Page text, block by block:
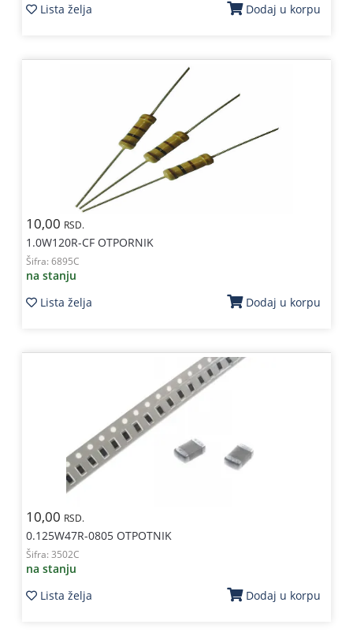
Lista želja
Dodaj u korpu
10,00 RSD.
1.0W120R-CF OTPORNIK
Šifra: 6895C
na stanju
Lista želja
Dodaj u korpu
10,00 RSD.
0.125W47R-0805 OTPOTNIK
Šifra: 3502C
na stanju
Lista želja
Dodaj u korpu